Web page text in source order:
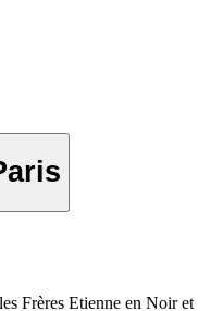
Frères Etienne en Noir et